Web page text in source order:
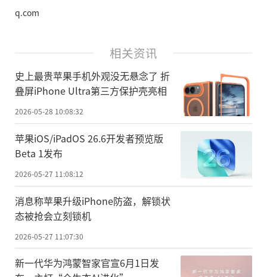
q.com
相关资讯
史上最贵苹果手机外观没无悬念了 折
叠屏iPhone Ultra第三方保护壳亮相
2026-05-28 10:08:32
苹果iOS/iPadOS 26.6开发者预览版
Beta 1发布
2026-05-27 11:08:12
消息称苹果升级iPhone防盗，解锁状
态被抢会立刻锁机
2026-05-27 11:07:30
新一代华为鸿蒙智家官宣6月1日发